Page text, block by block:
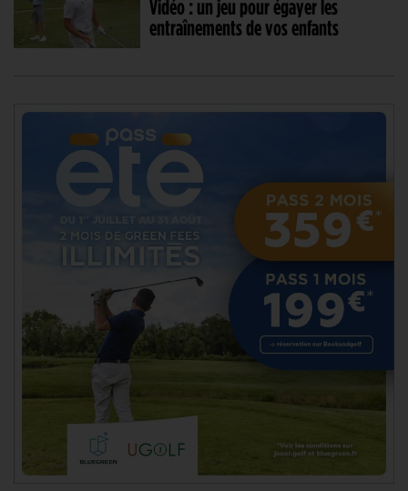
Vidéo : un jeu pour égayer les
entraînements de vos enfants